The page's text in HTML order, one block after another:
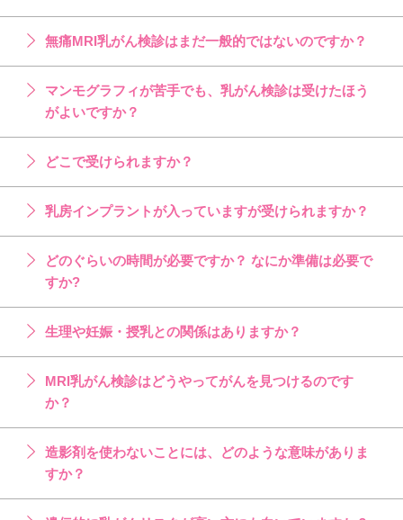
無痛MRI乳がん検診はまだ一般的ではないのですか？
マンモグラフィが苦手でも、乳がん検診は受けたほう
がよいですか？
どこで受けられますか？
乳房インプラントが入っていますが受けられますか？
どのぐらいの時間が必要ですか？ なにか準備は必要で
すか?
生理や妊娠・授乳との関係はありますか？
MRI乳がん検診はどうやってがんを見つけるのです
か？
造影剤を使わないことには、どのような意味がありま
すか？